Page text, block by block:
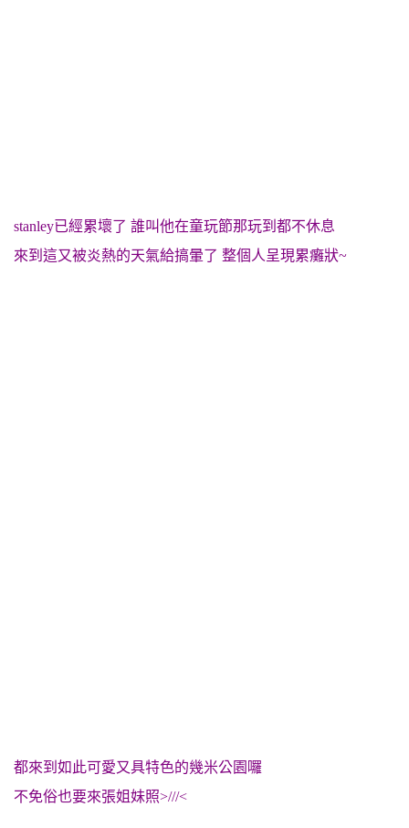
stanley已經累壞了 誰叫他在童玩節那玩到都不休息
來到這又被炎熱的天氣給搞暈了 整個人呈現累癱狀~
都來到如此可愛又具特色的幾米公園囉
不免俗也要來張姐妹照>///<